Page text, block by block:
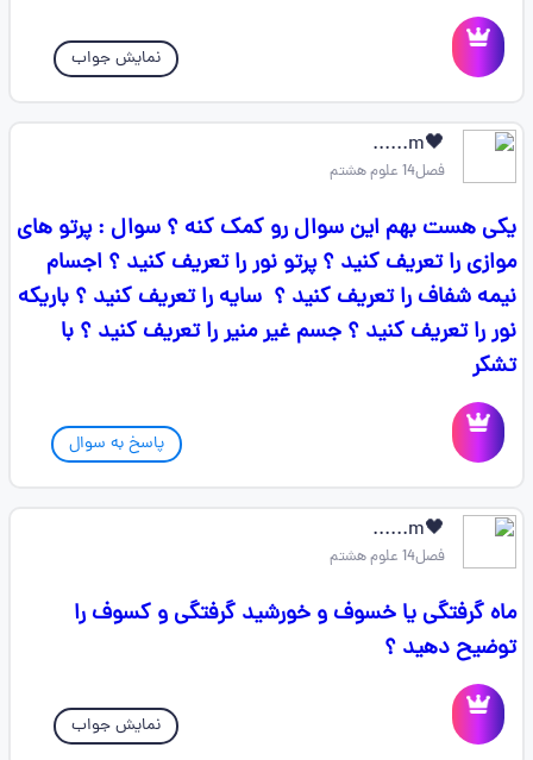
نمایش جواب
🖤m......
فصل14 علوم هشتم
یکی هست بهم این سوال رو کمک کنه ؟ سوال : پرتو های
موازی را تعریف کنید ؟ پرتو نور را تعریف کنید ؟ اجسام
نیمه شفاف را تعریف کنید ؟ ‌ سایه را تعریف کنید ؟ باریکه
نور را تعریف کنید ؟ جسم غیر منیر را تعریف کنید ؟ با
تشکر
پاسخ به سوال
🖤m......
فصل14 علوم هشتم
ماه گرفتگی یا خسوف و خورشید گرفتگی و کسوف را
توضیح دهید ؟
نمایش جواب